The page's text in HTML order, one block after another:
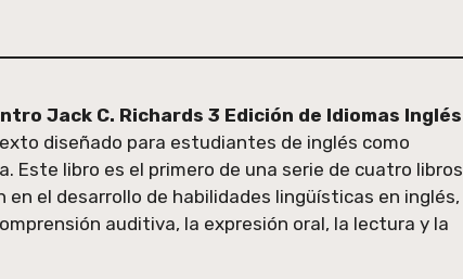
Jack C. Richards 3 Edición de Idiomas Inglés
diseñado para estudiantes de inglés como
Este libro es el primero de una serie de cuatro libros
en el desarrollo de habilidades lingüísticas en inglés,
auditiva, la expresión oral, la lectura y la